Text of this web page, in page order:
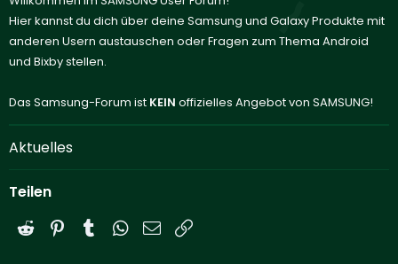
Hier kannst du dich über deine Samsung und Galaxy Produkte mit
anderen Usern austauschen oder Fragen zum Thema Android
und Bixby stellen.
Das Samsung-Forum ist KEIN offizielles Angebot von SAMSUNG!
Aktuelles
Teilen
Reddit PinterestTumblrWhatsApp
E-Mail